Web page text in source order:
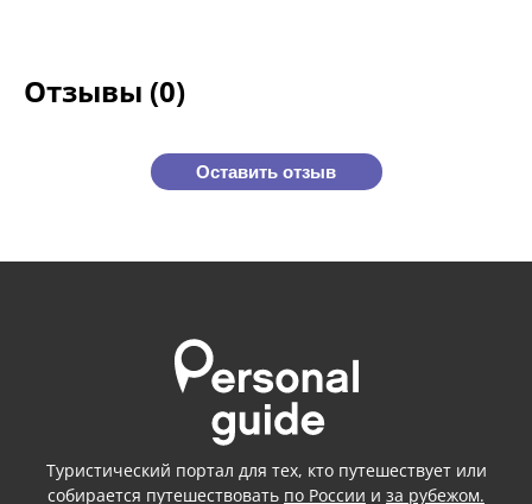
Отзывы (0)
Оставить отзыв
Туристический портал для тех, кто путешествует или
собирается путешествовать по России и за рубежом.